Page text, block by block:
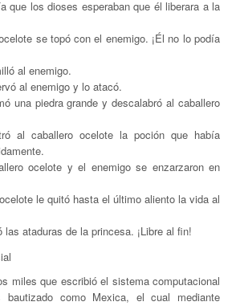
que los dioses esperaban que él liberara a la
se topó con el enemigo. ¡Él no lo podía
al enemigo.
al enemigo y lo atacó.
una piedra grande y descalabró al caballero
al caballero ocelote la poción que había
ocelote y el enemigo se enzarzaron en
le quitó hasta el último aliento la vida al
ataduras de la princesa. ¡Libre al fin!
miles que escribió el sistema computacional
bautizado como Mexica, el cual mediante